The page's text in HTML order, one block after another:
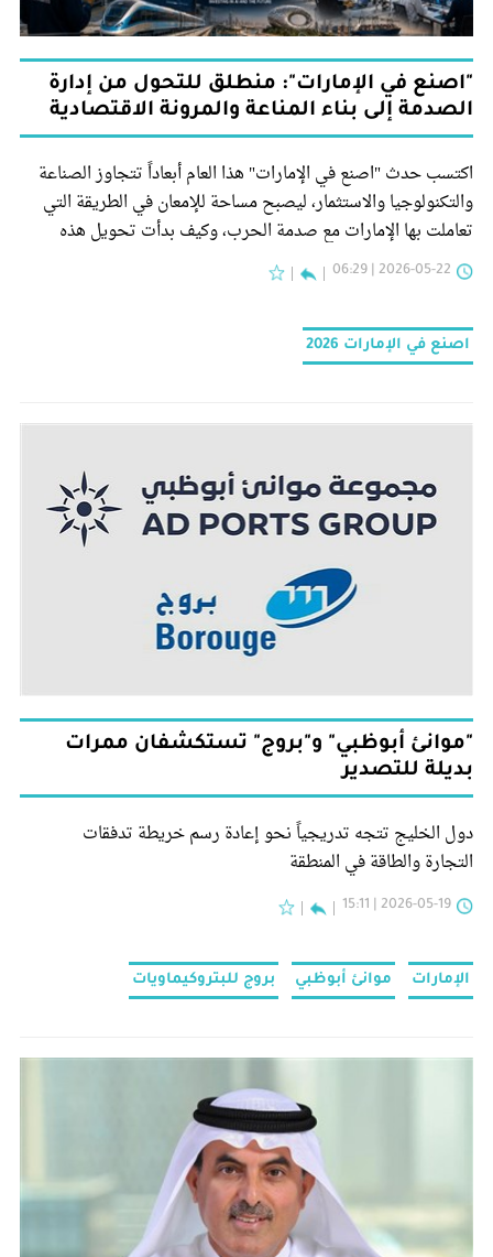
"اصنع في الإمارات": منطلق للتحول من إدارة
الصدمة إلى بناء المناعة والمرونة الاقتصادية
اكتسب حدث "اصنع في الإمارات" هذا العام أبعاداً تتجاوز الصناعة
والتكنولوجيا والاستثمار، ليصبح مساحة للإمعان في الطريقة التي
تعاملت بها الإمارات مع صدمة الحرب، وكيف بدأت تحويل هذه
التجربة إلى أجندة جديدة لتعزيز المناعة الاقتصادية والصناعية
والتكنولوجية.
2026-05-22 | 06:29
اصنع في الإمارات 2026
"موانئ أبوظبي" و"بروج" تستكشفان ممرات
بديلة للتصدير
دول الخليج تتجه تدريجياً نحو إعادة رسم خريطة تدفقات
التجارة والطاقة في المنطقة
2026-05-19 | 15:11
الإمارات موانئ أبوظبي بروج للبتروكيماويات